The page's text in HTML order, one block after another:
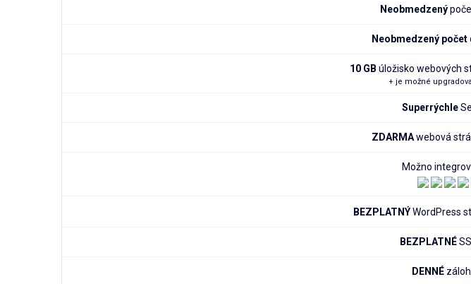
Neobmedzený
Neobmedzený počet
10 GB úložisko webových
+ je možné
Superrýchle
ZDARMAwebová
Možno
BEZPLATNÝWordPress
BEZPLATNÉ
DENNÉ